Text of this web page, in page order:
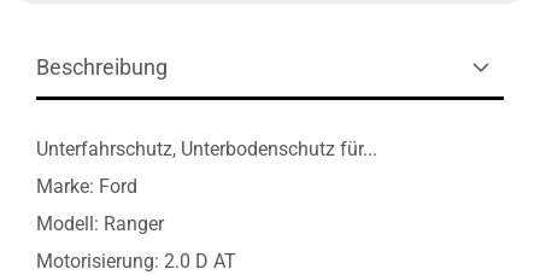
Beschreibung
Unterfahrschutz, Unterbodenschutz für...
Marke: Ford
Modell: Ranger
Motorisierung: 2.0 D AT